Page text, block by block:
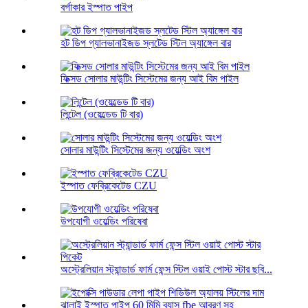
বর্গাকার ইস্পাত পাইপ
হট ডিপ গ্যালভানাইজড স্লটেড স্টিল অ্যাঙ্গেল বার
ফিক্সড সোলার মাউন্টিং সিস্টেমের জন্য আই বিম পাইল
লিন্টেল (ওয়েল্ডেড টি বার)
সোলার মাউন্টিং সিস্টেমের জন্য ওয়েল্ডিং অংশ
ইস্পাত ফেব্রিকেটেড CZU
উপযোগী ওয়েল্ডিং পরিষেবা
অস্ট্রেলিয়ান স্ট্যান্ডার্ড ফার্ম ফেন্স স্টিল ওয়াই পোস্ট স্টার ছবি...